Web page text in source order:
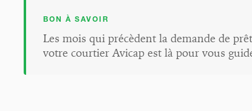
BON À SAVOIR
Les mois qui précèdent la demande de
votre courtier Avicap est là pour vous